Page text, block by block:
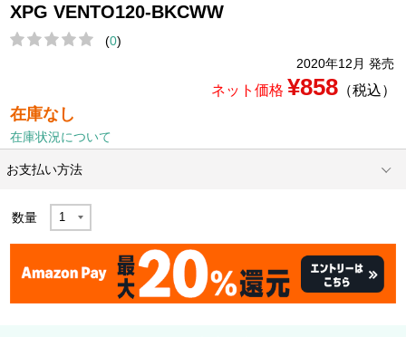
XPG VENTO120-BKCWW
(0)
2020年12月 発売
ネット価格 ¥858（税込）
在庫なし
在庫状況について
お支払い方法
数量